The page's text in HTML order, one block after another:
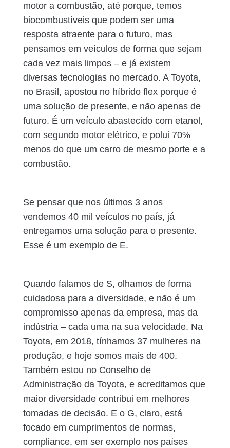
motor a combustão, até porque, temos
biocombustíveis que podem ser uma
resposta atraente para o futuro, mas
pensamos em veículos de forma que sejam
cada vez mais limpos – e já existem
diversas tecnologias no mercado. A Toyota,
no Brasil, apostou no híbrido flex porque é
uma solução de presente, e não apenas de
futuro. É um veículo abastecido com etanol,
com segundo motor elétrico, e polui 70%
menos do que um carro de mesmo porte e a
combustão.
Se pensar que nos últimos 3 anos
vendemos 40 mil veículos no país, já
entregamos uma solução para o presente.
Esse é um exemplo de E.
Quando falamos de S, olhamos de forma
cuidadosa para a diversidade, e não é um
compromisso apenas da empresa, mas da
indústria – cada uma na sua velocidade. Na
Toyota, em 2018, tínhamos 37 mulheres na
produção, e hoje somos mais de 400.
Também estou no Conselho de
Administração da Toyota, e acreditamos que
maior diversidade contribui em melhores
tomadas de decisão. E o G, claro, está
focado em cumprimentos de normas,
compliance, em ser exemplo nos países